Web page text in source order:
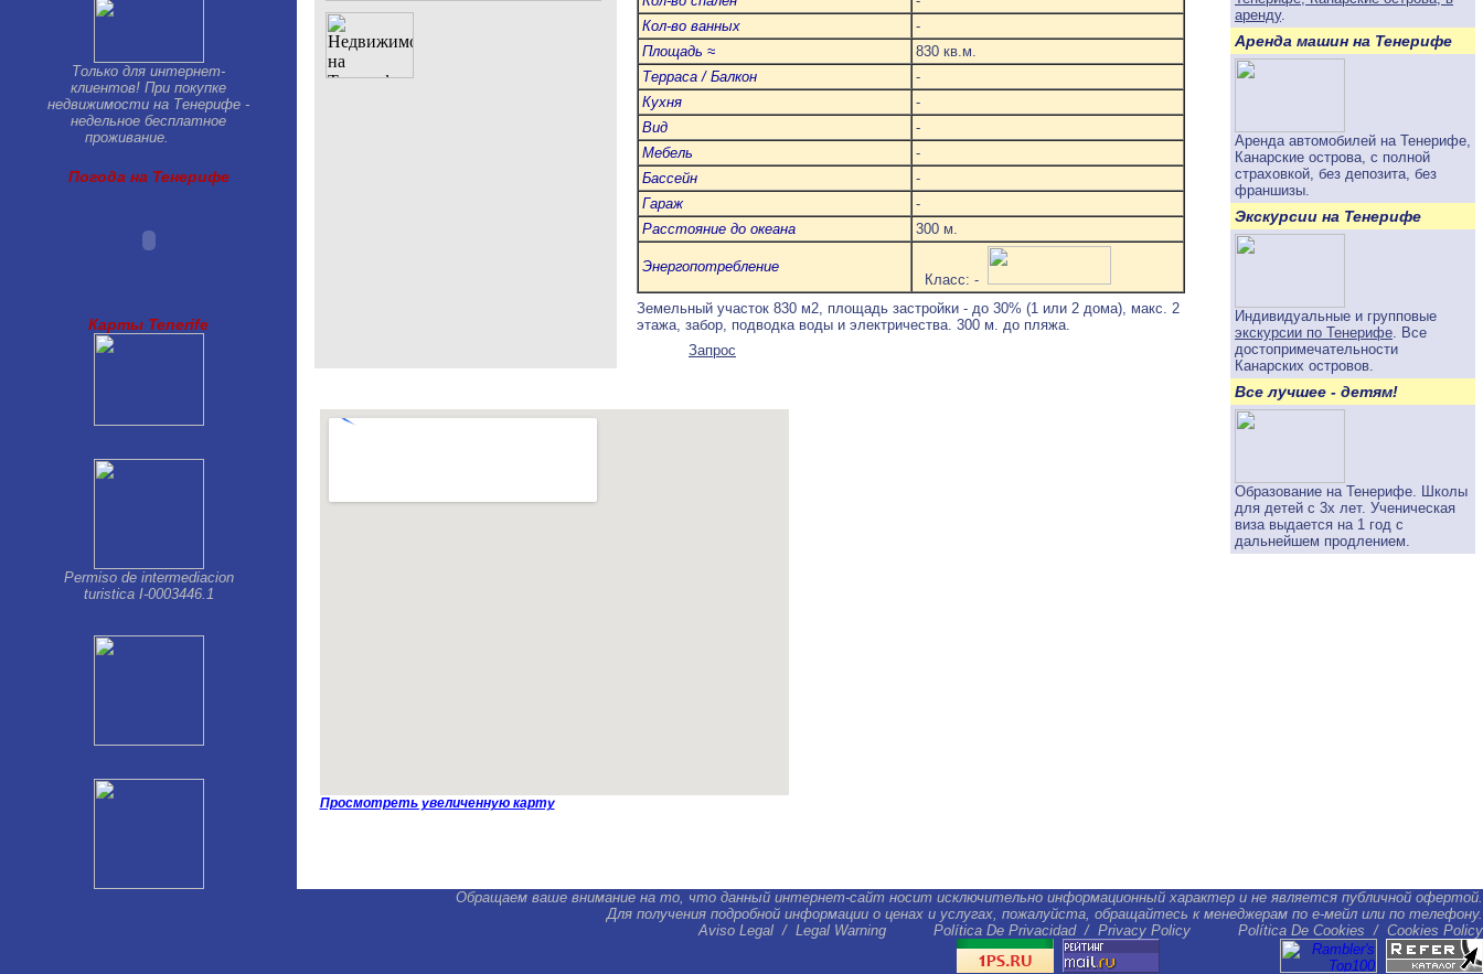
Только для интернет-
клиентов! При покупке
недвижимости на Тенерифе -
недельное бесплатное
проживание.
Погода на Тенерифе
Карты Tenerife
Permiso de intermediacion
turistica I-0003446.1
Кол-во ванных
-
Площадь ≈
830 кв.м.
Терраса / Балкон
-
Кухня
-
Вид
-
Мебель
-
Бассейн
-
Гараж
-
Расстояние до океана
300 м.
Энергопотребление
Класс: -
Земельный участок 830 м2, площадь застройки - до 30% (1 или 2 дома), макс. 2
этажа, забор, подводка воды и электричества. 300 м. до пляжа.
Запрос
Просмотреть увеличенную карту
аренду.
Аренда машин на Тенерифе
Аренда автомобилей на Тенерифе,
Канарские острова, с полной
страховкой, без депозита, без
франшизы.
Экскурсии на Тенерифе
Индивидуальные и групповые
экскурсии по Тенерифе. Все
достопримечательности
Канарских островов.
Все лучшее - детям!
Образование на Тенерифе. Школы
для детей с 3х лет. Ученическая
виза выдается на 1 год с
дальнейшем продлением.
Обращаем ваше внимание на то, что данный интернет-сайт носит исключительно информационный характер и не является публичной офертой.
Для получения подробной информации о ценах и услугах, пожалуйста, обращайтесь к менеджерам по е-мейл или по телефону.
Aviso Legal / Legal Warning Política De Privacidad/ Privacy Policy Política De Cookies / Cookies Policy